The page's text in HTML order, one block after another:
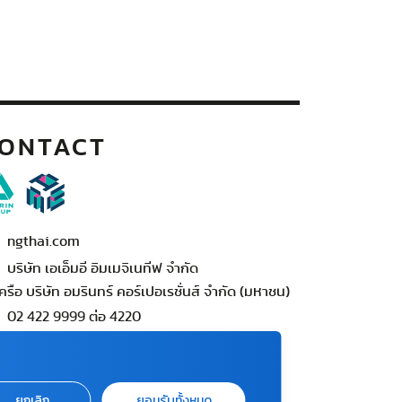
ngthai.com
บริษัท เอเอ็มอี อิมเมจิเนทีฟ จำกัด
ครือ บริษัท อมรินทร์ คอร์เปอเรชั่นส์ จำกัด (มหาชน)
02 422 9999 ต่อ 4220
ร์ - ศุกร์ เวลา 09.00 - 18.00 น)